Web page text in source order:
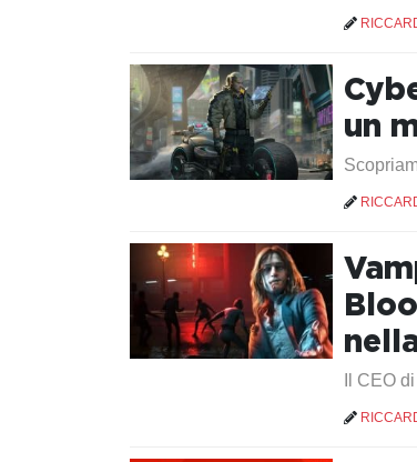
un
Il CEO